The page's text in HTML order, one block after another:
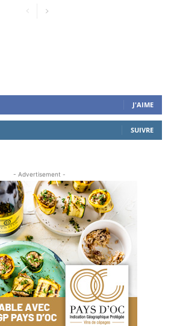
J'AIME
SUIVRE
- Advertisement -